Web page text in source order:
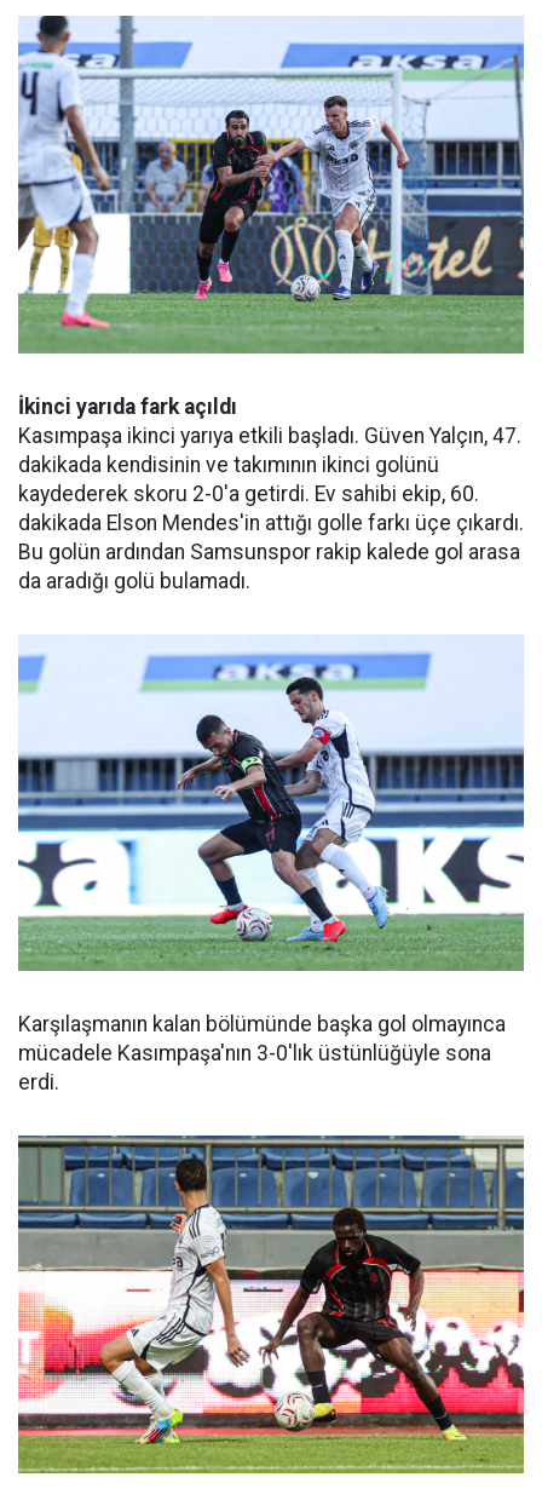
İkinci yarıda fark açıldı
Kasımpaşa ikinci yarıya etkili başladı. Güven Yalçın, 47.
dakikada kendisinin ve takımının ikinci golünü
kaydederek skoru 2-0'a getirdi. Ev sahibi ekip, 60.
dakikada Elson Mendes'in attığı golle farkı üçe çıkardı.
Bu golün ardından Samsunspor rakip kalede gol arasa
da aradığı golü bulamadı.
Karşılaşmanın kalan bölümünde başka gol olmayınca
mücadele Kasımpaşa'nın 3-0'lık üstünlüğüyle sona
erdi.